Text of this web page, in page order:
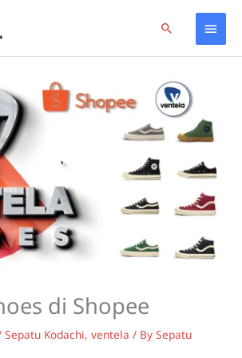
Main
Search
di Shopee
Sepatu Kodachi, ventela / By Sepatu